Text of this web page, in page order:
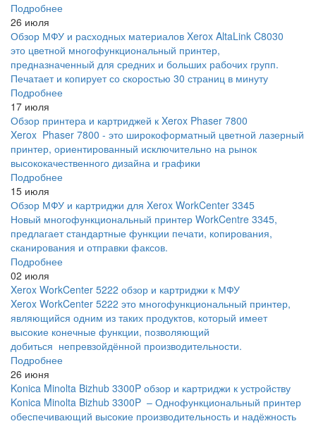
Подробнее
26 июля
Обзор МФУ и расходных материалов Xerox AltaLink C8030
это цветной многофункциональный принтер,
предназначенный для средних и больших рабочих групп.
Печатает и копирует со скоростью 30 страниц в минуту
Подробнее
17 июля
Обзор принтера и картриджей к Xerox Phaser 7800
Xerox Phaser 7800 - это широкоформатный цветной лазерный
принтер, ориентированный исключительно на рынок
высококачественного дизайна и графики
Подробнее
15 июля
Обзор МФУ и картриджи для Xerox WorkCenter 3345
Новый многофункциональный принтер WorkCentre 3345,
предлагает стандартные функции печати, копирования,
сканирования и отправки факсов.
Подробнее
02 июля
Xerox WorkCenter 5222 обзор и картриджи к МФУ
Xerox WorkCenter 5222 это многофункциональный принтер,
являющийся одним из таких продуктов, который имеет
высокие конечные функции, позволяющий
добиться непревзойдённой производительности.
Подробнее
26 июня
Konica Minolta Bizhub 3300P обзор и картриджи к устройству
Konica Minolta Bizhub 3300P – Однофункциональный принтер
обеспечивающий высокие производительность и надёжность